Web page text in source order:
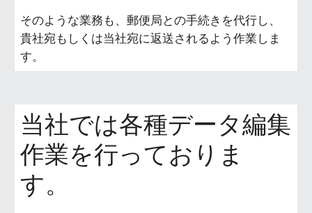
そのような業務も、郵便局との手続きを代行し、
貴社宛もしくは当社宛に返送されるよう作業しま
す。
当社では各種データ編集
作業を行っておりま
す。